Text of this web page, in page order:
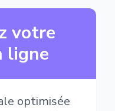
votre
ligne
optimisée